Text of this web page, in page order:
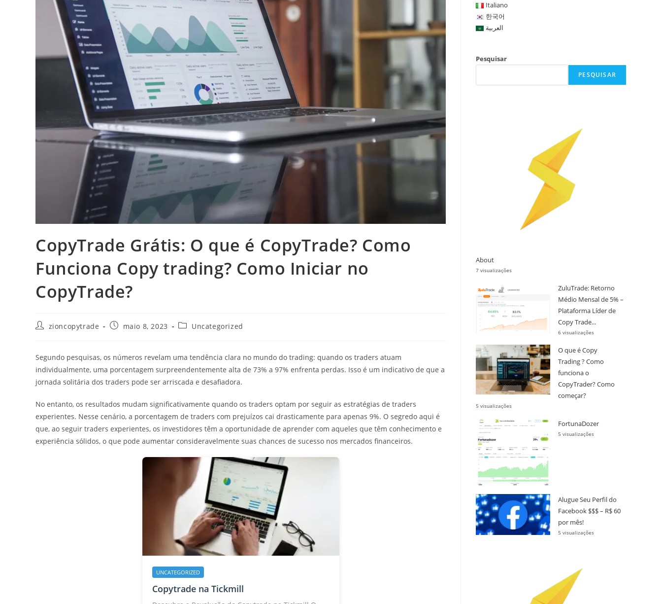
CopyTrade Grátis: O que é CopyTrade? Como
Funciona Copy trading? Como Iniciar no
CopyTrade?
Autorzioncopytrade
Postmaio 8, 2023
Categoria
Uncategorized
Segundo pesquisas, os números revelam uma tendência clara no mundo do trading: quando os traders atuam
individualmente, uma porcentagem surpreendentemente alta de 73% a 97% enfrenta perdas. Isso é um indicativo de que a
jornada solitária dos traders pode ser arriscada e desafiadora.
No entanto, os resultados mudam significativamente quando os traders optam por seguir as estratégias de traders
experientes. Nesse cenário, a porcentagem de traders com prejuízos cai drasticamente para apenas 9%. O segredo aqui é
que, ao seguir traders experientes, os investidores têm a oportunidade de aprender com aqueles que têm conhecimento e
experiência sólidos, o que pode aumentar consideravelmente suas chances de sucesso nos mercados financeiros.
UNCATEGORIZED
Copytrade na Tickmill
Italiano
한국어
العربية
Pesquisar
PESQUISAR
About
7 visualizações
ZuluTrade: Retorno
Médio Mensal de 5% –
Plataforma Líder de
Copy Trade...
6 visualizações
O que é Copy
Trading ? Como
funciona o
CopyTrader? Como
começar?
5 visualizações
FortunaDozer
5 visualizações
Alugue Seu Perfil do
Facebook $$$ – R$ 60
por mês!
5 visualizações